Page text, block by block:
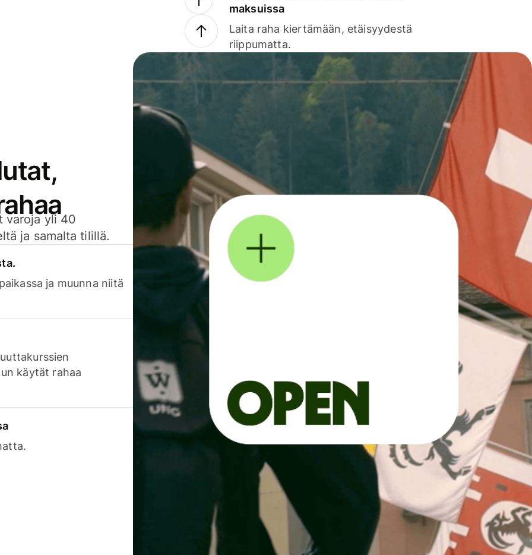
maksuissa
Laita raha kiertämään, etäisyydestä
riippumatta.
varoja yli 40
ja samalta tilillä.
ja muunna niitä
käytät rahaa